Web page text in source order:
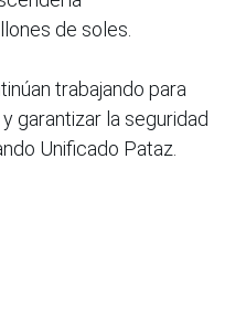
de soles.
trabajando para
garantizar la seguridad
Unificado Pataz.